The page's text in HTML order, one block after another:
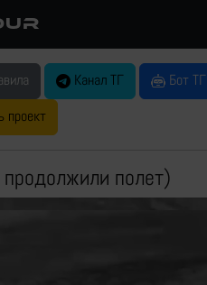
Канал ТГ
Бот ТГ
проект
полет)